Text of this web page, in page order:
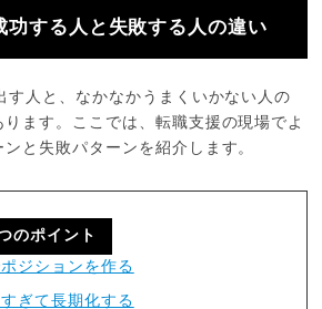
功する人と失敗する人の違い
す人と、なかなかうまくいかない人の
ます。ここでは、転職支援の現場でよ
と失敗パターンを紹介します。
のポイント
ジションを作る
ぎて長期化する